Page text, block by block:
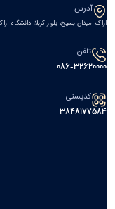
آدرس
اراک، میدان بسیج، بلوار کربلا، دانشگاه
تلفن
086-32620000
کدپستی
۳۸۴۸۱۷۷۵۸۴